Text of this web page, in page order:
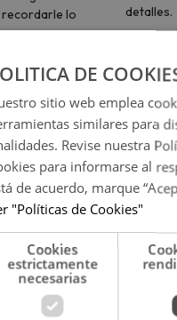
recordarle lo
detalles.
con
de
DE
sitio web emplea
similares para
Revise nuestra
para informarse al
de acuerdo, marque
"Políticas de Cookies"
Cookies
estrictamente
necesarias